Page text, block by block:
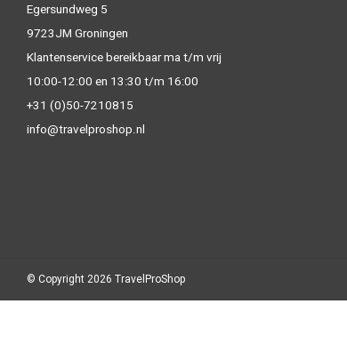
Egersundweg 5
9723JM Groningen
Klantenservice bereikbaar ma t/m vrij
10:00-12:00 en 13:30 t/m 16:00
+31 (0)50-7210815
info@travelproshop.nl
© Copyright 2026 TravelProShop